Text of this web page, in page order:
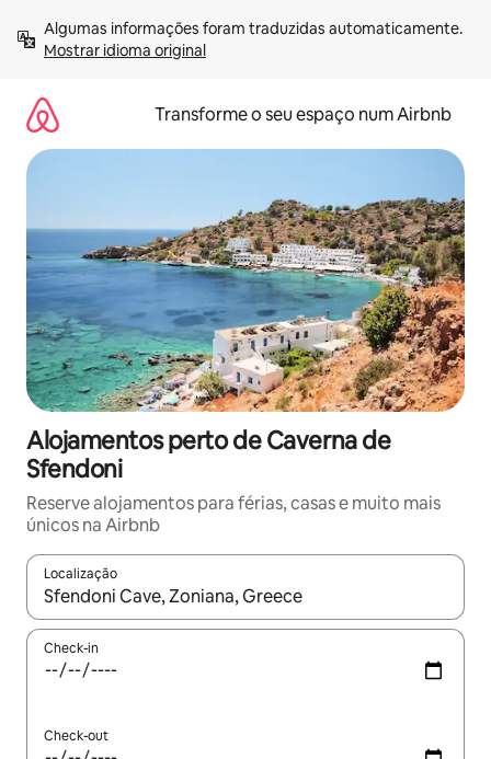
para
Mostrar idioma original
Transforme o seu espaço num Airbnb
Alojamentos perto de Caverna de
Sfendoni
Reserve alojamentos para férias, casas e muito mais
únicos na Airbnb
Localização
Quando os resultados estiverem disponíveis, navegue com
Check-in
Check-out